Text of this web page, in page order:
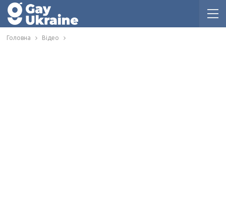
Головна Відео